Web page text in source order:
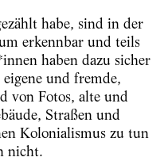
habe, sind in der
erkennbar und teils
haben dazu sicher
und fremde,
von Fotos, alte und
Straßen und
Kolonialismus zu tun
nicht.